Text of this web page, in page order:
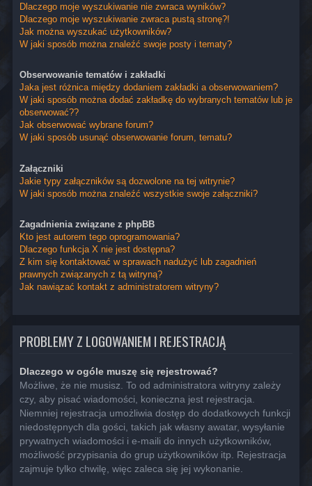
Dlaczego moje wyszukiwanie nie zwraca wyników?
Dlaczego moje wyszukiwanie zwraca pustą stronę?!
Jak można wyszukać użytkowników?
W jaki sposób można znaleźć swoje posty i tematy?
Obserwowanie tematów i zakładki
Jaka jest różnica między dodaniem zakładki a obserwowaniem?
W jaki sposób można dodać zakładkę do wybranych tematów lub je
obserwować??
Jak obserwować wybrane forum?
W jaki sposób usunąć obserwowanie forum, tematu?
Załączniki
Jakie typy załączników są dozwolone na tej witrynie?
W jaki sposób można znaleźć wszystkie swoje załączniki?
Zagadnienia związane z phpBB
Kto jest autorem tego oprogramowania?
Dlaczego funkcja X nie jest dostępna?
Z kim się kontaktować w sprawach nadużyć lub zagadnień
prawnych związanych z tą witryną?
Jak nawiązać kontakt z administratorem witryny?
PROBLEMY Z LOGOWANIEM I REJESTRACJĄ
Dlaczego w ogóle muszę się rejestrować?
Możliwe, że nie musisz. To od administratora witryny zależy
czy, aby pisać wiadomości, konieczna jest rejestracja.
Niemniej rejestracja umożliwia dostęp do dodatkowych funkcji
niedostępnych dla gości, takich jak własny awatar, wysyłanie
prywatnych wiadomości i e-maili do innych użytkowników,
możliwość przypisania do grup użytkowników itp. Rejestracja
zajmuje tylko chwilę, więc zaleca się jej wykonanie.